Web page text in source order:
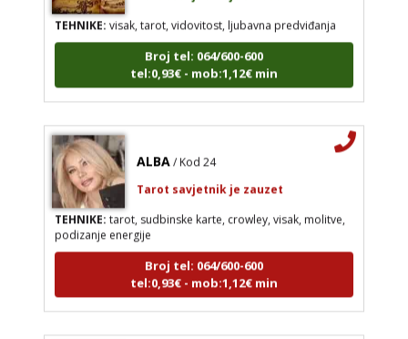
TEHNIKE:visak, tarot, vidovitost, ljubavna predviđanja
Broj tel: 064/600-600
tel:0,93€ - mob:1,12€ min
ALBA / Kod 24
Tarot savjetnik je zauzet
TEHNIKE:tarot, sudbinske karte, crowley, visak, molitve,
podizanje energije
Broj tel: 064/600-600
tel:0,93€ - mob:1,12€ min